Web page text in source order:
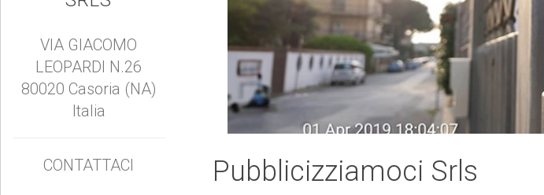
VIA GIACOMO
LEOPARDI N.26
80020 Casoria (NA)
Italia
CONTATTACI